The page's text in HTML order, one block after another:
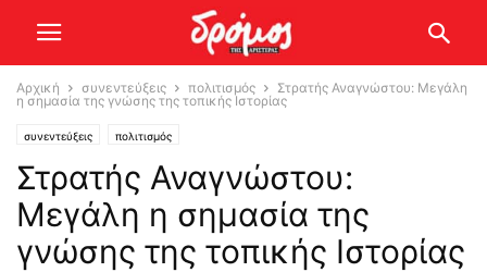
Αρχική συνεντεύξεις πολιτισμός
Στρατής Αναγνώστου: Μεγάλη
η σημασία της γνώσης της τοπικής Ιστορίας
συνεντεύξεις πολιτισμός
Στρατής Αναγνώστου:
Μεγάλη η σημασία της
γνώσης της τοπικής Ιστορίας